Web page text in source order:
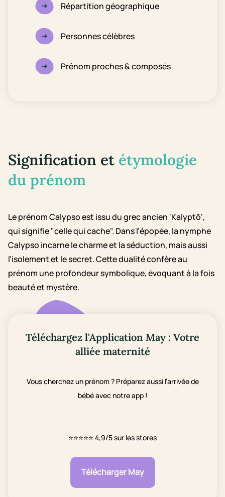
Répartition géographique
Personnes célèbres
Prénom proches & composés
Signification et étymologie
du prénom
Le prénom Calypso est issu du grec ancien 'Kalyptô',
qui signifie "celle qui cache". Dans l'épopée, la nymphe
Calypso incarne le charme et la séduction, mais aussi
l'isolement et le secret. Cette dualité confère au
prénom une profondeur symbolique, évoquant à la fois
beauté et mystère.
Téléchargez l'Application May : Votre
alliée maternité
Vous cherchez un prénom ? Préparez aussi l’arrivée de
bébé avec notre app !
⭐⭐⭐⭐⭐ 4,9/5 sur les stores
Télécharger May